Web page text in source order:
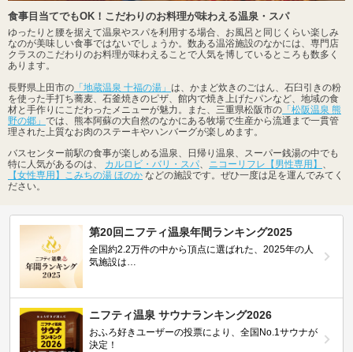
食事目当てでもOK！こだわりのお料理が味わえる温泉・スパ
ゆったりと腰を据えて温泉やスパを利用する場合、お風呂と同じくらい楽しみ
なのが美味しい食事ではないでしょうか。数ある温浴施設のなかには、専門店
クラスのこだわりのお料理が味わえることで人気を博しているところも数多く
あります。
長野県上田市の 「地蔵温泉 十福の湯」 は、かまど炊きのごはん、石臼引きの粉
を使った手打ち蕎麦、石釜焼きのピザ、館内で焼き上げたパンなど、地域の食
材と手作りにこだわったメニューが魅力。また、三重県松阪市の 「松阪温泉 熊
野の郷」 では、熊本阿蘇の大自然のなかにある牧場で生産から流通まで一貫管
理された上質なお肉のステーキやハンバーグが楽しめます。
バスセンター前駅の食事が楽しめる温泉、日帰り温泉、スーパー銭湯の中でも
特に人気があるのは、 カルロビ・バリ・スパ ニコーリフレ【男性専用】
【女性専用】こみちの湯 ほのか などの施設です。ぜひ一度は足を運んでみてく
ださい。
第20回ニフティ温泉年間ランキング2025
全国約2.2万件の中から頂点に選ばれた、2025年の人
気施設は…
ニフティ温泉 サウナランキング2026
おふろ好きユーザーの投票により、全国No.1サウナが
決定！